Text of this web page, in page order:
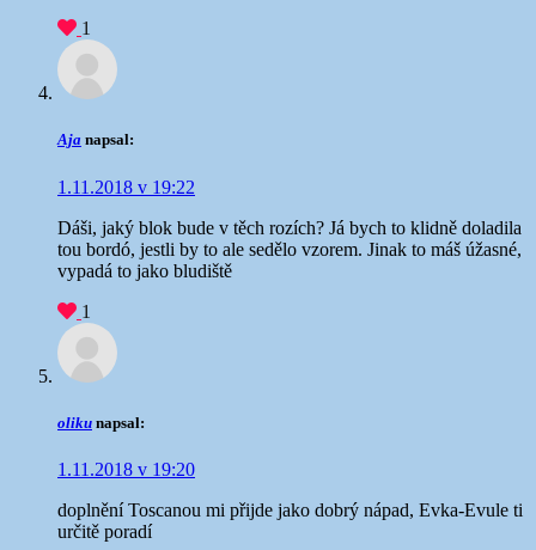
1
Aja napsal:
1.11.2018 v 19:22
Dáši, jaký blok bude v těch rozích? Já bych to klidně doladila
tou bordó, jestli by to ale sedělo vzorem. Jinak to máš úžasné,
vypadá to jako bludiště
1
oliku napsal:
1.11.2018 v 19:20
doplnění Toscanou mi přijde jako dobrý nápad, Evka-Evule ti
určitě poradí